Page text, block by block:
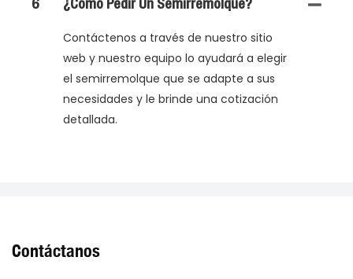
6 ¿Cómo Pedir Un Semirremolque?
Contáctenos a través de nuestro sitio
web y nuestro equipo lo ayudará a elegir
el semirremolque que se adapte a sus
necesidades y le brinde una cotización
detallada.
Contáctanos